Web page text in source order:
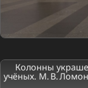
Колонны
учёных. М. В.